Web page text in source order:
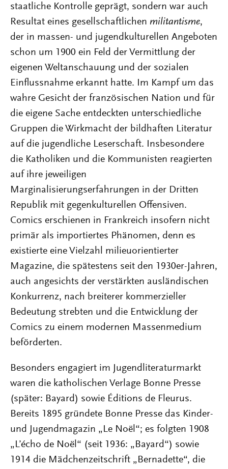
staatliche Kontrolle geprägt, sondern war auch
Resultat eines gesellschaftlichen militantisme,
der in massen- und jugendkulturellen Angeboten
schon um 1900 ein Feld der Vermittlung der
eigenen Weltanschauung und der sozialen
Einflussnahme erkannt hatte. Im Kampf um das
wahre Gesicht der französischen Nation und für
die eigene Sache entdeckten unterschiedliche
Gruppen die Wirkmacht der bildhaften Literatur
auf die jugendliche Leserschaft. Insbesondere
die Katholiken und die Kommunisten reagierten
auf ihre jeweiligen
Marginalisierungserfahrungen in der Dritten
Republik mit gegenkulturellen Offensiven.
Comics erschienen in Frankreich insofern nicht
primär als importiertes Phänomen, denn es
existierte eine Vielzahl milieuorientierter
Magazine, die spätestens seit den 1930er-Jahren,
auch angesichts der verstärkten ausländischen
Konkurrenz, nach breiterer kommerzieller
Bedeutung strebten und die Entwicklung der
Comics zu einem modernen Massenmedium
beförderten.
Besonders engagiert im Jugendliteraturmarkt
waren die katholischen Verlage Bonne Presse
(später: Bayard) sowie Éditions de Fleurus.
Bereits 1895 gründete Bonne Presse das Kinder-
und Jugendmagazin „Le Noël“; es folgten 1908
„L’écho de Noël“ (seit 1936: „Bayard“) sowie
1914 die Mädchenzeitschrift „Bernadette“, die